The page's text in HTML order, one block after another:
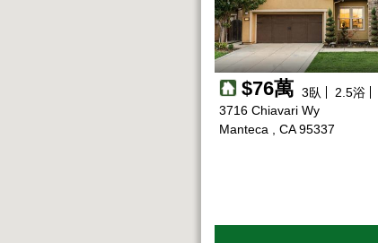
$76萬 3臥 2.5浴
3716 Chiavari Wy
Manteca , CA 95337